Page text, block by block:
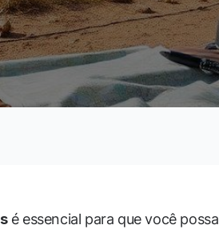
é essencial para que você possa